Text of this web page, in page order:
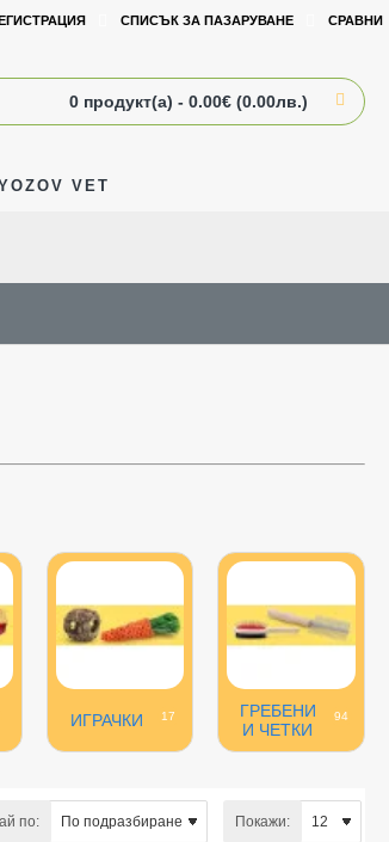
СПИСЪК ЗА ПАЗАРУВАНЕ СРАВНИ
0 продукт(а) - 0.00€ (0.00лв.)
VET
ИГРАЧКИ 17
ГРЕБЕНИ
И ЧЕТКИ
94
по: Покажи: